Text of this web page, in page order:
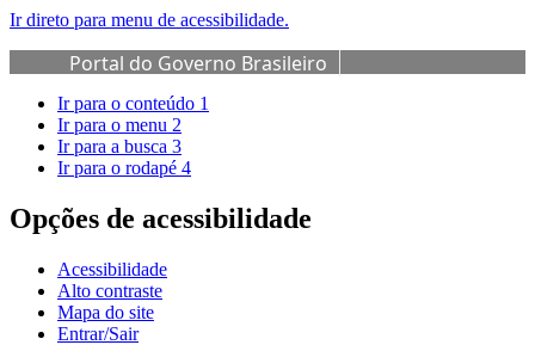
Ir direto para menu de acessibilidade.
Portal do Governo Brasileiro
Ir para o conteúdo 1
Ir para o menu 2
Ir para a busca 3
Ir para o rodapé 4
Opções de acessibilidade
Acessibilidade
Alto contraste
Mapa do site
Entrar/Sair